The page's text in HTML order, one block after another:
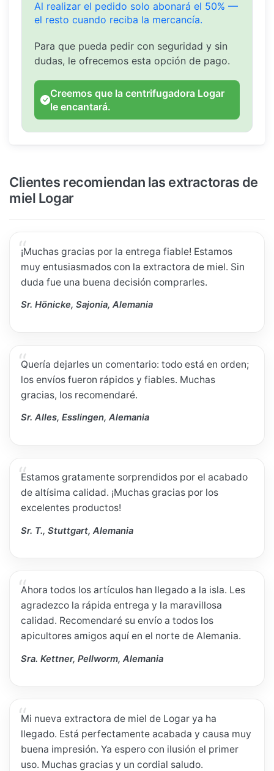
Al realizar el pedido solo abonará el 50% —
el resto cuando reciba la mercancía.
Para que pueda pedir con seguridad y sin
dudas, le ofrecemos esta opción de pago.
Creemos que la centrifugadora Logar
le encantará.
Clientes recomiendan las extractoras de
miel Logar
¡Muchas gracias por la entrega fiable! Estamos
muy entusiasmados con la extractora de miel. Sin
duda fue una buena decisión comprarles.
Sr. Hönicke, Sajonia, Alemania
Quería dejarles un comentario: todo está en orden;
los envíos fueron rápidos y fiables. Muchas
gracias, los recomendaré.
Sr. Alles, Esslingen, Alemania
Estamos gratamente sorprendidos por el acabado
de altísima calidad. ¡Muchas gracias por los
excelentes productos!
Sr. T., Stuttgart, Alemania
Ahora todos los artículos han llegado a la isla. Les
agradezco la rápida entrega y la maravillosa
calidad. Recomendaré su envío a todos los
apicultores amigos aquí en el norte de Alemania.
Sra. Kettner, Pellworm, Alemania
Mi nueva extractora de miel de Logar ya ha
llegado. Está perfectamente acabada y causa muy
buena impresión. Ya espero con ilusión el primer
uso. Muchas gracias y un cordial saludo.